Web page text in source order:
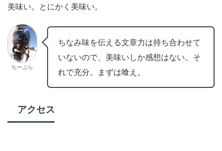
美味い。とにかく美味い。
ちーぷら
ちなみ味を伝える文章力は持ち合わせて
いないので、美味いしか感想はない。そ
れで充分。まずは喰え。
アクセス